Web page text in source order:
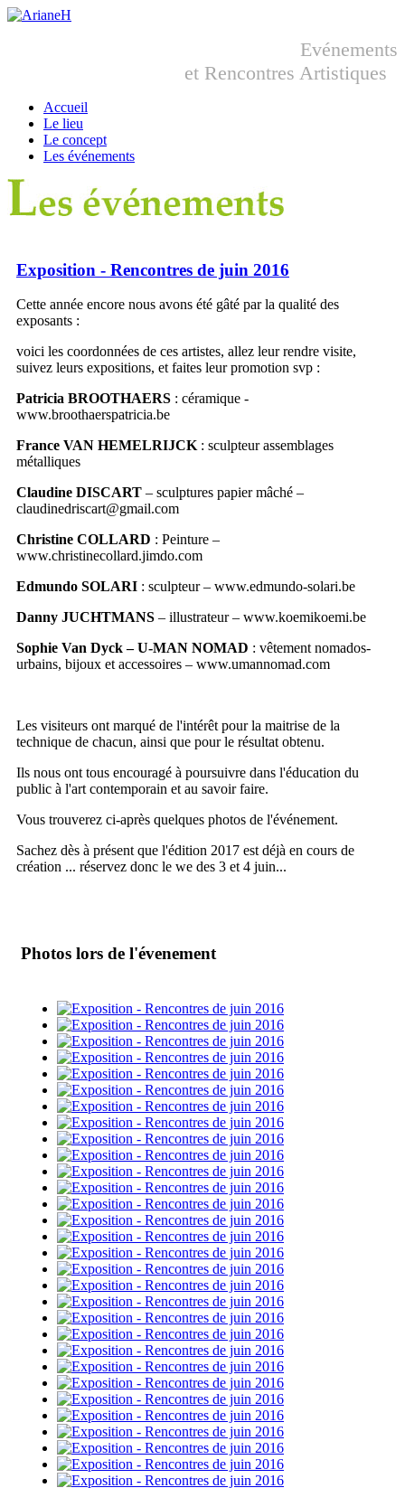
Evénements
et Rencontres Artistiques
Accueil
Le lieu
Le concept
Les événements
Exposition - Rencontres de juin 2016
Cette année encore nous avons été gâté par la qualité des
exposants :
voici les coordonnées de ces artistes, allez leur rendre visite,
suivez leurs expositions, et faites leur promotion svp :
Patricia BROOTHAERS : céramique -
www.broothaerspatricia.be
France VAN HEMELRIJCK: sculpteur assemblages
métalliques
Claudine DISCART – sculptures papier mâché –
claudinedriscart@gmail.com
Christine COLLARD : Peinture –
www.christinecollard.jimdo.com
Edmundo SOLARI : sculpteur – www.edmundo-solari.be
Danny JUCHTMANS – illustrateur – www.koemikoemi.be
Sophie Van Dyck – U-MAN NOMAD : vêtement nomados-
urbains, bijoux et accessoires – www.umannomad.com
Les visiteurs ont marqué de l'intérêt pour la maitrise de la
technique de chacun, ainsi que pour le résultat obtenu.
Ils nous ont tous encouragé à poursuivre dans l'éducation du
public à l'art contemporain et au savoir faire.
Vous trouverez ci-après quelques photos de l'événement.
Sachez dès à présent que l'édition 2017 est déjà en cours de
création ... réservez donc le we des 3 et 4 juin...
Photos lors de l'évenement